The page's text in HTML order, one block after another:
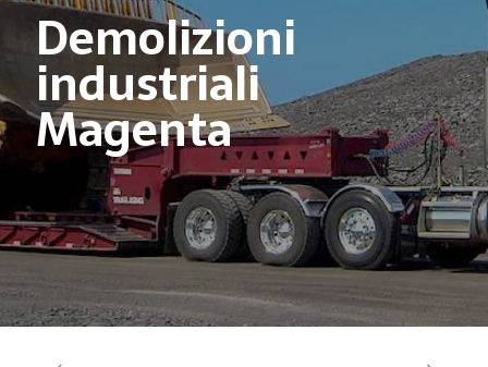
Demolizioni
industriali
Magenta